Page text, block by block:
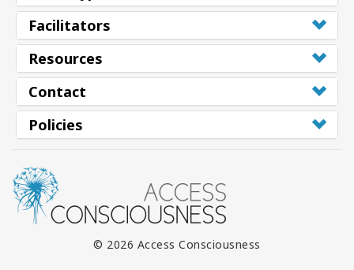
Facilitators
Resources
Contact
Policies
© 2026 Access Consciousness